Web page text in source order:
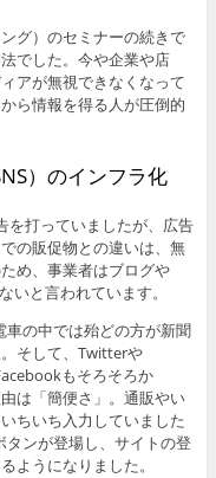
グ）のセミナーの続きで
でした。今や企業や店
アが無視できなくなって
ら情報を得る人が圧倒的
）のインフラ化
を打っていましたが、広告
の販促物との違いは、無
め、事業者はブログや
いと言われています。
車の中では殆どの方が新聞
そして、Twitterや
もそろそろか
は「簡便さ」。通販やい
ちいち入力していました
ンが登場し、サイトの登
ようになりました。